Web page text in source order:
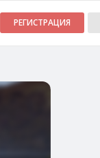
РЕГИСТРАЦИЯ